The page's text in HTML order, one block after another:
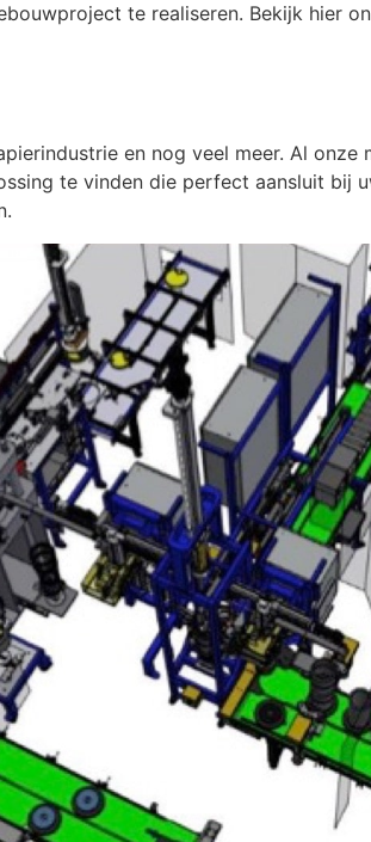
te realiseren. Bekijk hier
en nog veel meer. Al onze
te vinden die perfect aansluit bij